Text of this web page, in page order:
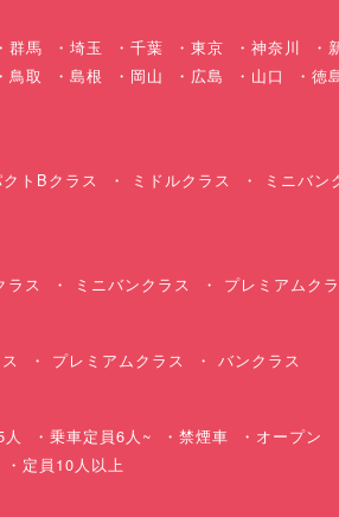
群馬 埼玉 千葉 東京 神奈川
鳥取 島根 岡山 広島 山口 徳
クトBクラス ミドルクラス ミニバン
ラス ミニバンクラス プレミアムク
プレミアムクラス バンクラス
乗車定員6人~ 禁煙車 オープン
定員10人以上